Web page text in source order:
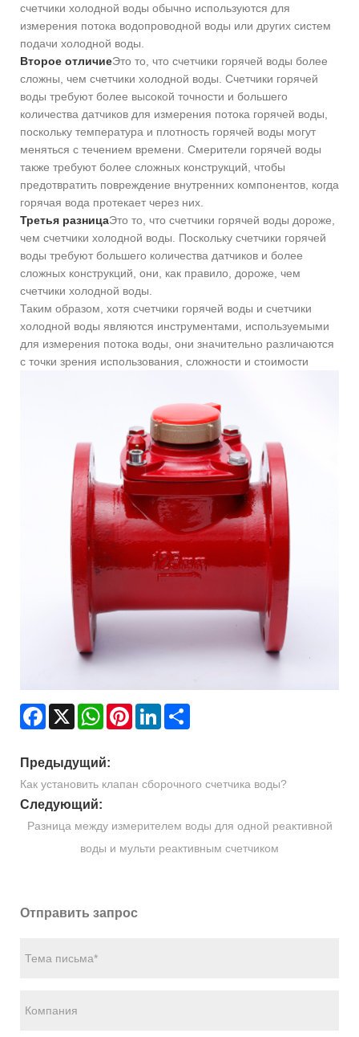
счетчики холодной воды обычно используются для
измерения потока водопроводной воды или других систем
подачи холодной воды.
Второе отличиеЭто то, что счетчики горячей воды более
сложны, чем счетчики холодной воды. Счетчики горячей
воды требуют более высокой точности и большего
количества датчиков для измерения потока горячей воды,
поскольку температура и плотность горячей воды могут
меняться с течением времени. Смерители горячей воды
также требуют более сложных конструкций, чтобы
предотвратить повреждение внутренних компонентов, когда
горячая вода протекает через них.
Третья разницаЭто то, что счетчики горячей воды дороже,
чем счетчики холодной воды. Поскольку счетчики горячей
воды требуют большего количества датчиков и более
сложных конструкций, они, как правило, дороже, чем
счетчики холодной воды.
Таким образом, хотя счетчики горячей воды и счетчики
холодной воды являются инструментами, используемыми
для измерения потока воды, они значительно различаются
с точки зрения использования, сложности и стоимости
Facebook
X WhatsAppPinterestLinkedIn
Предыдущий:
Как установить клапан сборочного счетчика воды?
Следующий:
Разница между измерителем воды для одной реактивной
воды и мульти реактивным счетчиком
Отправить запрос